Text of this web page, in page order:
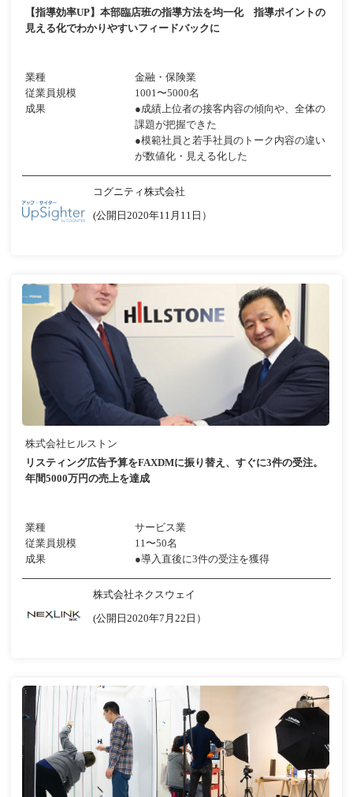
【指導効率UP】本部臨店班の指導方法を均一化 指導ポイントの
見える化でわかりやすいフィードバックに
業種
金融・保険業
従業員規模
1001〜5000名
成果
●成績上位者の接客内容の傾向や、全体の
課題が把握できた
●模範社員と若手社員のトーク内容の違い
が数値化・見える化した
コグニティ株式会社
(公開日2020年11月11日）
株式会社ヒルストン
リスティング広告予算をFAXDMに振り替え、すぐに3件の受注。
年間5000万円の売上を達成
業種
サービス業
従業員規模
11〜50名
成果
●導入直後に3件の受注を獲得
株式会社ネクスウェイ
(公開日2020年7月22日）